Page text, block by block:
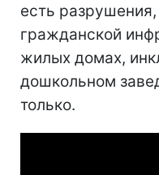
есть
гражданской
жилых домах,
дошкольном
только.